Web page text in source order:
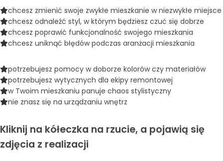
chcesz zmienić swoje zwykłe mieszkanie w niezwykłe miejsce
chcesz odnaleźć styl, w którym będziesz czuć się dobrze
chcesz poprawić funkcjonalność swojego mieszkania
chcesz uniknąć błędów podczas aranżacji mieszkania
potrzebujesz pomocy w doborze kolorów czy materiałów
potrzebujesz wytycznych dla ekipy remontowej
w Twoim mieszkaniu panuje chaos stylistyczny
nie znasz się na urządzaniu wnętrz
Kliknij na kółeczka na rzucie, a pojawią się
zdjęcia z realizacji